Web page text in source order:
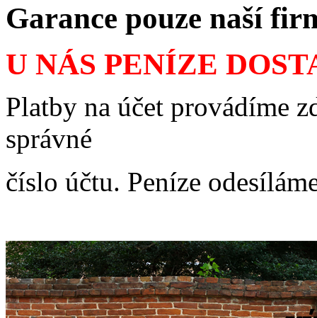
Garance pouze naší
U NÁS PENÍZE
Platby na účet provádíme
správné
číslo účtu. Peníze